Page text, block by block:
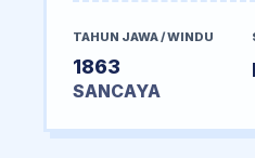
TAHUN JAWA / WINDU
1863
SANCAYA